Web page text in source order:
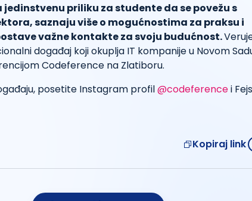
priliku za studente da se povežu s
saznaju više o mogućnostima za praksu i
važne kontakte za svoju budućnost.
događaj koji okuplja IT kompanije u Novom
Codeference na Zlatiboru.
posetite Instagram profil@codeferencei
Kopiraj link